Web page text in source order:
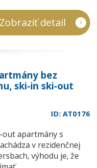
Zobraziť detail
bez
ski-in ski-out
ID: AT0176
apartmány s
v rezidenčnej
výhodu je, že